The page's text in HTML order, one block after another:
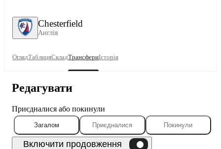
Chesterfield
Англія
ОглядТаблицяСкладТрансфериІсторія
Редагувати
Приєдналися або покинули
Загалом Приєдналися Покинули